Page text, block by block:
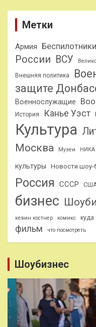
Метки
Армия Беспилотники
России ВСУ
Внешняя политика
защите
Военнослужащие
История Канье Уэст
Культура
Москва Музеи НИКА
культуры Новости шоу-
Россия СССР
бизнес
кевин костнер комикс куда
фильм
что посмотреть
Шоубизнес